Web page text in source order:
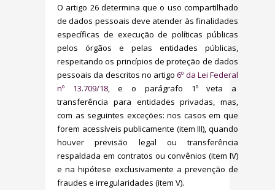
O artigo 26 determina que o uso compartilhado
de dados pessoais deve atender às finalidades
específicas de execução de políticas públicas
pelos órgãos e pelas entidades públicas,
respeitando os princípios de proteção de dados
pessoais da descritos no artigo6º da Lei Federal
nº 13.709/18, e o parágrafo 1º veta a
transferência para entidades privadas, mas,
com as seguintes exceções: nos casos em que
forem acessíveis publicamente (item III), quando
houver previsão legal ou transferência
respaldada em contratos ou convênios (item IV)
e na hipótese exclusivamente a prevenção de
fraudes e irregularidades (item V).